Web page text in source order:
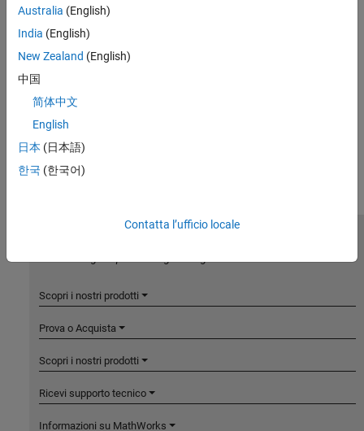
Australia (English)
India (English)
New Zealand (English)
中国
简体中文
English
日本 (日本語)
한국 (한국어)
Contatta l’ufficio locale
Scopri i nostri prodotti
Prova o Acquista
Scopri i nostri prodotti
Ricevi supporto tecnico
Informazioni su MathWorks